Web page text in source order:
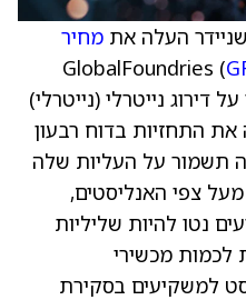
העלה את מחיר
ושומר על דירוג נייטרלי (נייטרלי)
התחזיות בדוח רבעון
תשמור על העליות שלה
צפי האנליסטים,
נטו להיות שליליות
לכמות מכשירי
למשקיעים בסקירת